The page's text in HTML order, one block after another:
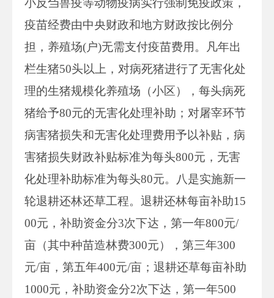
小反刍兽疫等动物疫病实行强制免疫政策，
疫苗经费由中央财政和地方财政按比例分
担，养殖场(户)无需支付疫苗费用。凡年出
栏生猪50头以上，对病死猪进行了无害化处
理的生猪规模化养殖场（小区），每头病死
猪给予80元的无害化处理补助；对屠宰环节
病害猪损失和无害化处理费用予以补贴，病
害猪损失财政补贴标准为每头800元，无害
化处理补助标准为每头80元。八是实施新一
轮退耕还林还草工程。退耕还林每亩补助15
00元，补助资金分3次下达，第一年800元/
亩（其中种苗造林费300元），第三年300
元/亩，第五年400元/亩；退耕还草每亩补助
1000元，补助资金分2次下达，第一年500